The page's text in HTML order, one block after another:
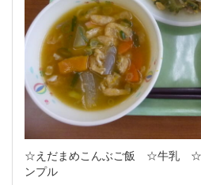
☆えだまめこんぶご飯 ☆牛乳
ンプル